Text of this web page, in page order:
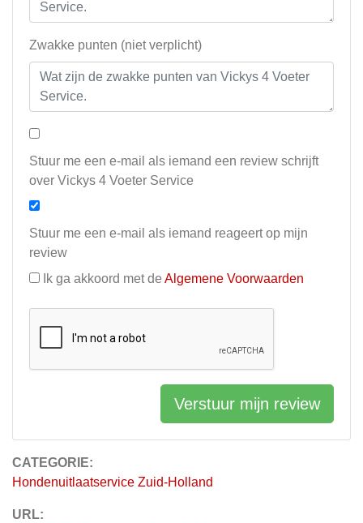
CATEGORIE:
Hondenuitlaatservice Zuid-Holland
URL:
Zwakke punten (niet verplicht)
Stuur me een e-mail als iemand een review schrijft
over Vickys 4 Voeter Service
Stuur me een e-mail als iemand reageert op mijn
review
Ik ga akkoord met de Algemene Voorwaarden
Verstuur mijn review